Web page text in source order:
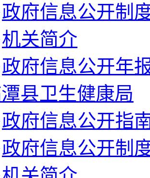
政府信息公开制
机关简介
政府信息公开年
县卫生健康局
政府信息公开指
政府信息公开制